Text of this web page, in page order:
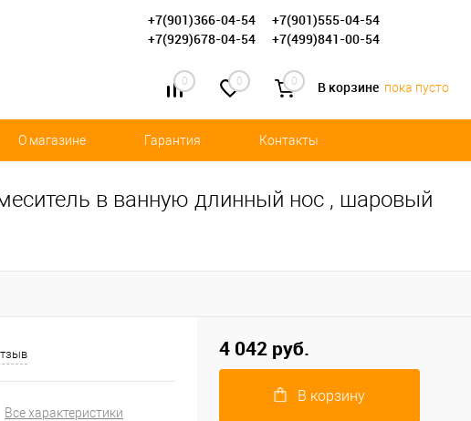
+7(901)366-04-54
+7(901)555-04-54
+7(929)678-04-54
+7(499)841-00-54
0 0 0 В корзине пока пусто
О магазине Гарантия Контакты
в ванную длинный нос , шаровый
Все характеристики
4 042 руб.
В корзину